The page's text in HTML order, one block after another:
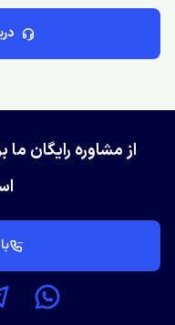
از مشاوره رایگان